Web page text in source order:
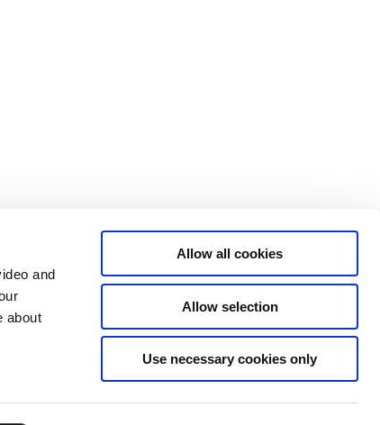
and
about
Allow all cookies
Allow selection
Use necessary cookies only
Statsministeriet på X
Rigsombudsmanden på Færøerne
Rigsombudsmanden i Grønland